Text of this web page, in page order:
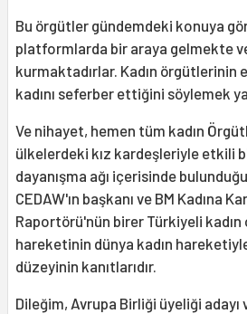
Bu örgütler gündemdeki konuya
platformlarda bir araya gelmekte
kurmaktadırlar. Kadın örgütlerinin
kadını seferber ettiğini söylemek
Ve nihayet, hemen tüm kadın
ülkelerdeki kız kardeşleriyle etkili
dayanışma ağı içerisinde
CEDAW'ın başkanı ve BM Kadına
Raportörü'nün birer Türkiyeli kadın
hareketinin dünya kadın
düzeyinin kanıtlarıdır.
Dileğim, Avrupa Birliği üyeliği adayı